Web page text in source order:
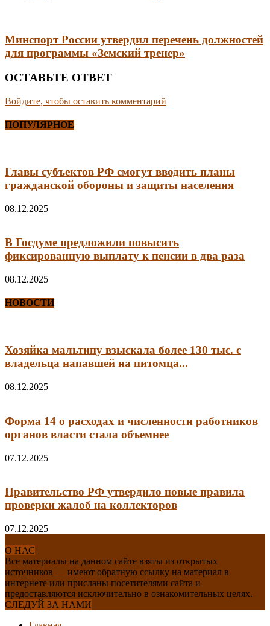
Минспорт России утвердил перечень должностей
для программы «Земский тренер»
ОСТАВЬТЕ ОТВЕТ
Войдите, чтобы оставить комментарий
ПОПУЛЯРНОЕ
Главы субъектов РФ смогут вводить планы
гражданской обороны и защиты населения
08.12.2025
В Госдуме предложили повысить
фиксированную выплату к пенсии в два раза
08.12.2025
НОВОСТИ
Хозяйка мальтипу взыскала более 130 тыс. с
владельца напавшей на питомца...
08.12.2025
Форма 14 о расходах и численности работников
органов власти стала объемнее
07.12.2025
Правительство РФ утвердило новые правила
проверки жалоб на коллекторов
07.12.2025
О НАС
Все материалы на данном сайте взяты из открытых
источников — имеют обратную ссылку на материал в
интернете или присланы посетителями сайта и
предоставляются исключительно в ознакомительных целях.
СЛЕДУЙ ЗА НАМИ